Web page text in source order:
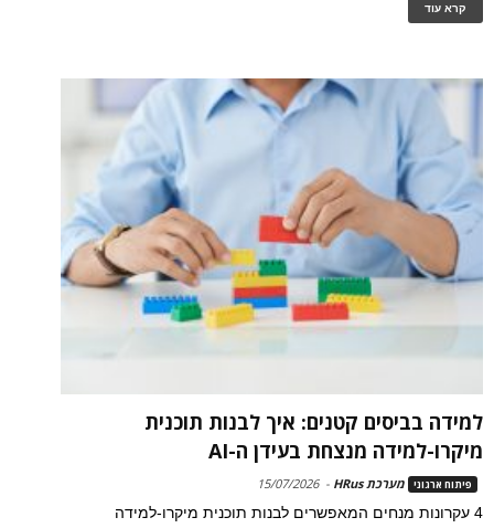
קרא עוד
למידה בביסים קטנים: איך לבנות תוכנית
מיקרו-למידה מנצחת בעידן ה-AI
פיתוח ארגוני מערכת HRus -
15/07/2026
4 עקרונות מנחים המאפשרים לבנות תוכנית מיקרו-למידה